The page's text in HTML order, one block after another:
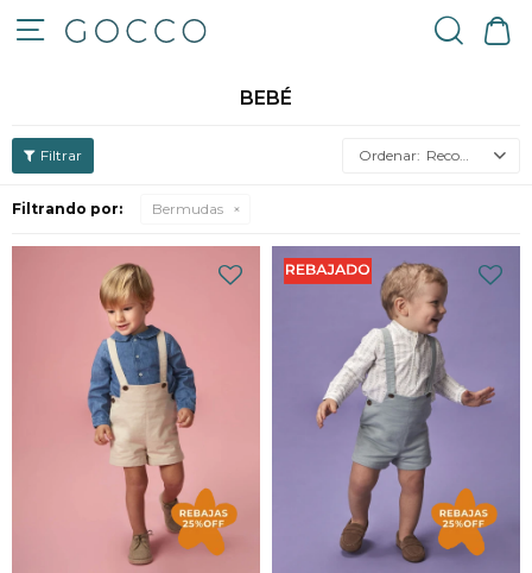

BEBÉ
Recomendados
Filtrando por: Bermudas